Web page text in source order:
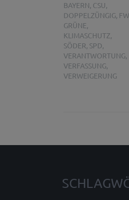
BAYERN, CSU,
DOPPELZÜNGIG, FW
GRÜNE,
KLIMASCHUTZ,
SÖDER, SPD,
VERANTWORTUNG,
VERFASSUNG,
VERWEIGERUNG